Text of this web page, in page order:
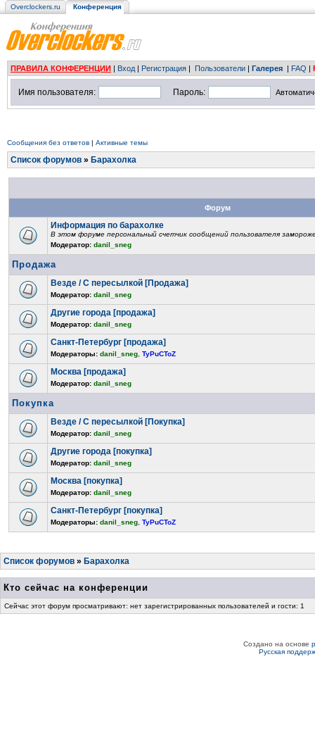
Overclockers.ru Конференция
ПРАВИЛА КОНФЕРЕНЦИИ | Вход | Регистрация | Пользователи | Галерея | FAQ |
Имя пользователя: Пароль:
Сообщения без ответов | Активные темы
Список форумов » Барахолка
Форум
Информация по барахолке
В этом форуме персональный счетчик сообщений пользователя
Модератор: danil_sneg
Продажа
Везде / С пересылкой [Продажа]
Модератор: danil_sneg
Другие города [продажа]
Модератор: danil_sneg
Санкт-Петербург [продажа]
Модераторы: danil_sneg TyPuCToZ
Москва [продажа]
Модератор: danil_sneg
Покупка
Везде / С пересылкой [Покупка]
Модератор: danil_sneg
Другие города [покупка]
Модератор: danil_sneg
Москва [покупка]
Модератор: danil_sneg
Санкт-Петербург [покупка]
Модераторы: danil_sneg TyPuCToZ
Список форумов » Барахолка
Кто сейчас на конференции
Сейчас этот форум просматривают: нет зарегистрированных пользователей и гости: 1
Создано на основе
Русская